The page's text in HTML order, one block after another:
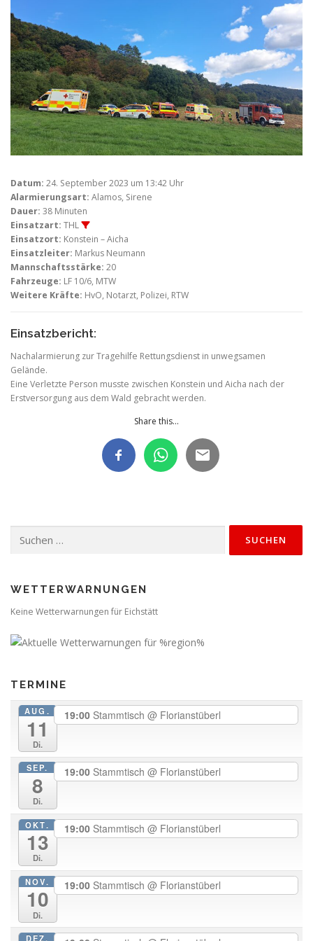
Datum: 24. September 2023 um 13:42 Uhr
Alarmierungsart: Alamos, Sirene
Dauer: 38 Minuten
Einsatzart: THL
Einsatzort: Konstein – Aicha
Einsatzleiter: Markus Neumann
Mannschaftsstärke: 20
Fahrzeuge: LF 10/6, MTW
Weitere Kräfte: HvO, Notarzt, Polizei, RTW
Einsatzbericht:
Nachalarmierung zur Tragehilfe Rettungsdienst in unwegsamen
Gelände.
Eine Verletzte Person musste zwischen Konstein und Aicha nach der
Erstversorgung aus dem Wald gebracht werden.
Share this...
nach:
WETTERWARNUNGEN
Keine Wetterwarnungen für Eichstätt
TERMINE
AUG.
11
Di.
19:00 Stammtisch @ Florianstüberl
SEP.
8
Di.
19:00 Stammtisch @ Florianstüberl
OKT.
13
Di.
19:00 Stammtisch @ Florianstüberl
NOV.
10
Di.
19:00 Stammtisch @ Florianstüberl
DEZ.